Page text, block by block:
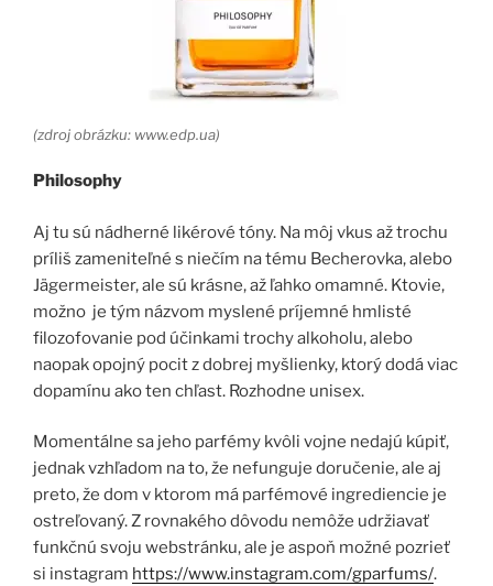
(zdroj obrázku: www.edp.ua)
Philosophy
Aj tu sú nádherné likérové tóny. Na môj vkus až trochu
príliš zameniteľné s niečím na tému Becherovka, alebo
Jägermeister, ale sú krásne, až ľahko omamné. Ktovie,
možno je tým názvom myslené príjemné hmlisté
filozofovanie pod účinkami trochy alkoholu, alebo
naopak opojný pocit z dobrej myšlienky, ktorý dodá viac
dopamínu ako ten chľast. Rozhodne unisex.
Momentálne sa jeho parfémy kvôli vojne nedajú kúpiť,
jednak vzhľadom na to, že nefunguje doručenie, ale aj
preto, že dom v ktorom má parfémové ingrediencie je
ostreľovaný. Z rovnakého dôvodu nemôže udržiavať
funkčnú svoju webstránku, ale je aspoň možné pozrieť
si instagram https://www.instagram.com/gparfums/.